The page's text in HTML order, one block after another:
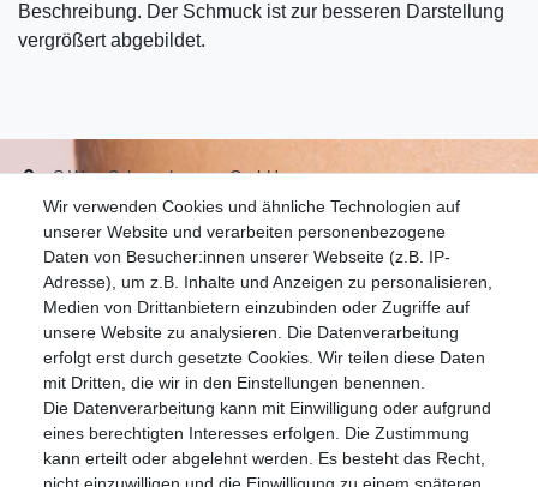
Beschreibung. Der Schmuck ist zur besseren Darstellung
vergrößert abgebildet.
Wir verwenden Cookies und ähnliche Technologien auf
unserer Website und verarbeiten personenbezogene
Daten von Besucher:innen unserer Webseite (z.B. IP-
Adresse), um z.B. Inhalte und Anzeigen zu personalisieren,
Medien von Drittanbietern einzubinden oder Zugriffe auf
unsere Website zu analysieren. Die Datenverarbeitung
erfolgt erst durch gesetzte Cookies. Wir teilen diese Daten
mit Dritten, die wir in den Einstellungen benennen.
Die Datenverarbeitung kann mit Einwilligung oder aufgrund
eines berechtigten Interesses erfolgen. Die Zustimmung
kann erteilt oder abgelehnt werden. Es besteht das Recht,
S.W.w. Schmuckwaren GmbH
07051-9608828
info@schmuckador.de
Montag bis Freitag 8.30 – 12.00 Uhr und 13.30 bis 17.30 Uhr
Widerrufs­recht Widerrufs­formular Impressum
Daten­schutz­erklärung AGB